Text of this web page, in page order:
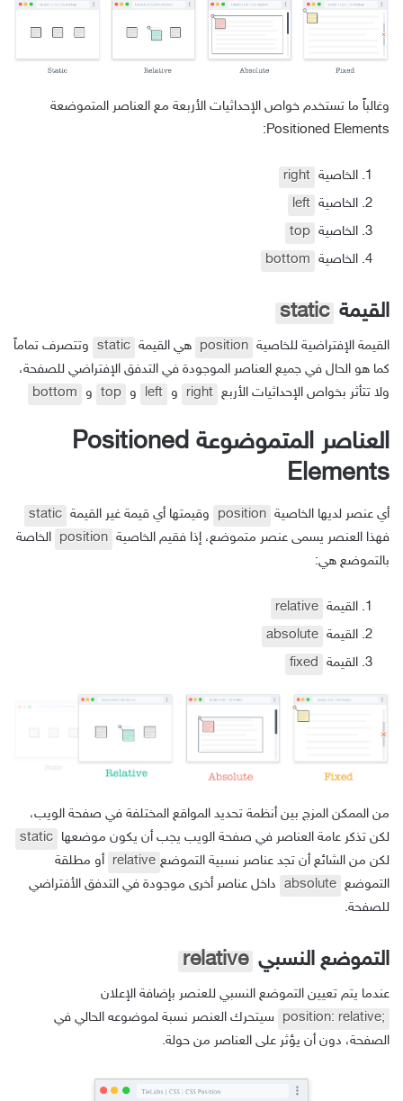
وغالباً ما تستخدم خواص الإحداثيات الأربعة مع العناصر المتموضعة
Positioned Elements:
الخاصية right
الخاصية left
الخاصية top
الخاصية bottom
القيمة static
القيمة الإفتراضية للخاصية position هي القيمة static وتتصرف تماماً
كما هو الحال في جميع العناصر الموجودة في التدفق الإفتراضي للصفحة،
ولا تتأثر بخواص الإحداثيات الأربع right و left و top و bottom
العناصر المتموضوعة Positioned
Elements
أي عنصر لديها الخاصية position وقيمتها أي قيمة غير القيمة static
فهذا العنصر يسمى عنصر متموضع، إذا فقيم الخاصية position الخاصة
بالتموضع هي:
القيمة relative
القيمة absolute
القيمة fixed
من الممكن المزج بين أنظمة تحديد المواقع المختلفة في صفحة الويب،
لكن تذكر عامة العناصر في صفحة الويب يجب أن يكون موضعها static
لكن من الشائع أن تجد عناصر نسبية التموضع relative أو مطلقة
التموضع absolute داخل عناصر أخرى موجودة في التدفق الأفتراضي
للصفحة.
التموضع النسبي relative
عندما يتم تعيين التموضع النسبي للعنصر بإضافة الإعلان
position: relative;
سيتحرك العنصر نسبة لموضوعه الحالي في
الصفحة، دون أن يؤثر على العناصر من حولة.